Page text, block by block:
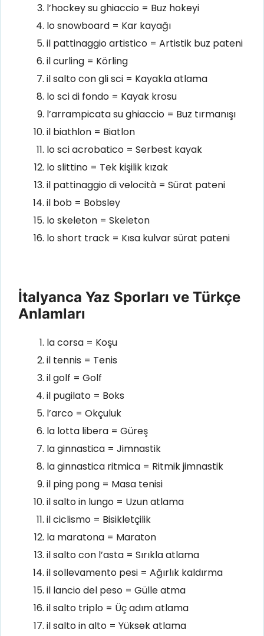
l’hockey su ghiaccio = Buz hokeyi
lo snowboard = Kar kayağı
il pattinaggio artistico = Artistik buz pateni
il curling = Körling
il salto con gli sci = Kayakla atlama
lo sci di fondo = Kayak krosu
l’arrampicata su ghiaccio = Buz tırmanışı
il biathlon = Biatlon
lo sci acrobatico = Serbest kayak
lo slittino = Tek kişilik kızak
il pattinaggio di velocità = Sürat pateni
il bob = Bobsley
lo skeleton = Skeleton
lo short track = Kısa kulvar sürat pateni
İtalyanca Yaz Sporları ve Türkçe
Anlamları
la corsa = Koşu
il tennis = Tenis
il golf = Golf
il pugilato = Boks
l’arco = Okçuluk
la lotta libera = Güreş
la ginnastica = Jimnastik
la ginnastica ritmica = Ritmik jimnastik
il ping pong = Masa tenisi
il salto in lungo = Uzun atlama
il ciclismo = Bisikletçilik
la maratona = Maraton
il salto con l’asta = Sırıkla atlama
il sollevamento pesi = Ağırlık kaldırma
il lancio del peso = Gülle atma
il salto triplo = Üç adım atlama
il salto in alto = Yüksek atlama